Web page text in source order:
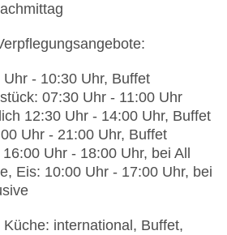
- 10:30 Uhr, Buffet
07:30 Uhr - 11:00 Uhr
12:30 Uhr - 14:00 Uhr, Buffet
Uhr - 21:00 Uhr, Buffet
Uhr - 18:00 Uhr, bei All
Eis: 10:00 Uhr - 17:00 Uhr, bei
international, Buffet,